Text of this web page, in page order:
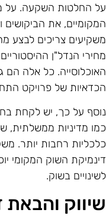
החלטות השקעה. על
את הביקושים
צריכים לבצע
הנדל"ן
כל אלה הם
של פרויקט
על כך, יש לקחת
מדיניות ממשלתית,
רחבות יותר.
השוק המקומי
בשוק.
והבאת